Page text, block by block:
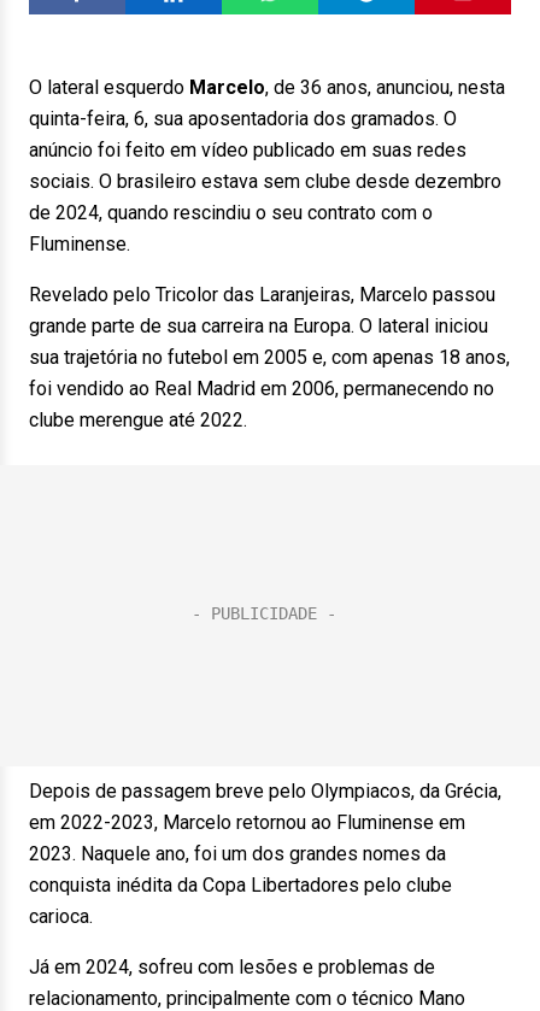
O lateral esquerdo Marcelo, de 36 anos, anunciou, nesta
quinta-feira, 6, sua aposentadoria dos gramados. O
anúncio foi feito em vídeo publicado em suas redes
sociais. O brasileiro estava sem clube desde dezembro
de 2024, quando rescindiu o seu contrato com o
Fluminense.
Revelado pelo Tricolor das Laranjeiras, Marcelo passou
grande parte de sua carreira na Europa. O lateral iniciou
sua trajetória no futebol em 2005 e, com apenas 18 anos,
foi vendido ao Real Madrid em 2006, permanecendo no
clube merengue até 2022.
Depois de passagem breve pelo Olympiacos, da Grécia,
em 2022-2023, Marcelo retornou ao Fluminense em
2023. Naquele ano, foi um dos grandes nomes da
conquista inédita da Copa Libertadores pelo clube
carioca.
Já em 2024, sofreu com lesões e problemas de
relacionamento, principalmente com o técnico Mano